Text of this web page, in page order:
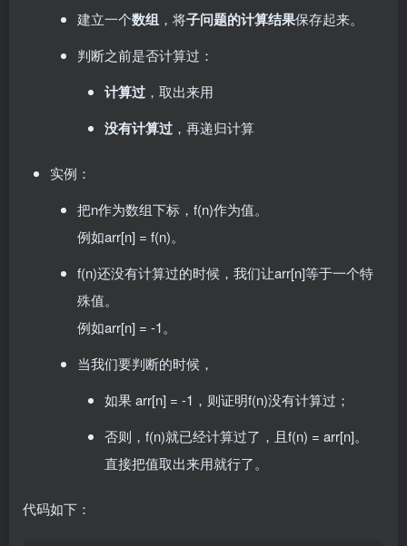
建立一个数组 ，将子问题的计算结果保存起来。
判断之前是否计算过：
计算过 ，取出来用
没有计算过 ，再递归计算
实例：
把n作为数组下标，f(n)作为值。
例如arr[n] = f(n)。
f(n)还没有计算过的时候，我们让arr[n]等于一个特
殊值。
例如arr[n] = -1。
当我们要判断的时候，
如果 arr[n] = -1，则证明f(n)没有计算过；
否则，f(n)就已经计算过了，且f(n) = arr[n]。
直接把值取出来用就行了。
代码如下：